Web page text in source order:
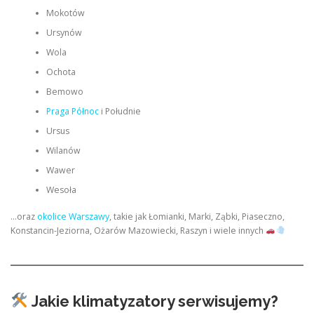
Mokotów
Ursynów
Wola
Ochota
Bemowo
Praga Północi Południe
Ursus
Wilanów
Wawer
Wesoła
…oraz okolice Warszawy, takie jak Łomianki, Marki, Ząbki, Piaseczno,
Konstancin-Jeziorna, Ożarów Mazowiecki, Raszyn i wiele innych
Jakie klimatyzatory serwisujemy?